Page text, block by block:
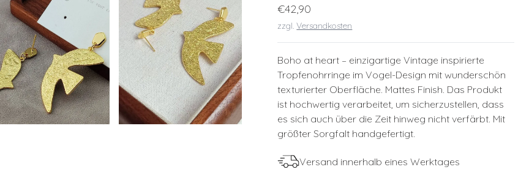
€42,90
zzgl.Versandkosten
Boho at heart – einzigartige Vintage inspirierte
Tropfenohrringe im Vogel-Design mit wunderschön
texturierter Oberfläche. Mattes Finish. Das Produkt
ist hochwertig verarbeitet, um sicherzustellen, dass
es sich auch über die Zeit hinweg nicht verfärbt. Mit
größter Sorgfalt handgefertigt.
Versand innerhalb eines Werktages